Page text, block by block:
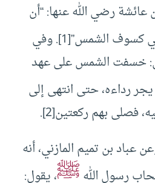
رضي الله عنها: “أن
صلى بهم في كسوف الشمس”[1]. وفي
خسفت الشمس على عهد
رداءه، حتى انتهى إلى
فصلى بهم ركعتين[2].
عباد بن تميم المازني، أنه
رسول اللهﷺ، يقول: